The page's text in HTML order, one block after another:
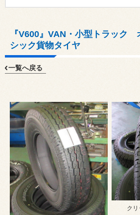
『V600』VAN・小型トラック
シック貨物タイヤ
一覧へ戻る
ク